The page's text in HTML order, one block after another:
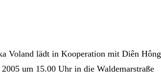
Voland lädt in Kooperation mit Diên Hông
um 15.00 Uhr in die Waldemarstraße